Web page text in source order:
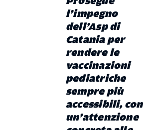
l’impegno
dell’Asp di
Catania per
rendere le
vaccinazioni
pediatriche
sempre più
accessibili, con
un’attenzione